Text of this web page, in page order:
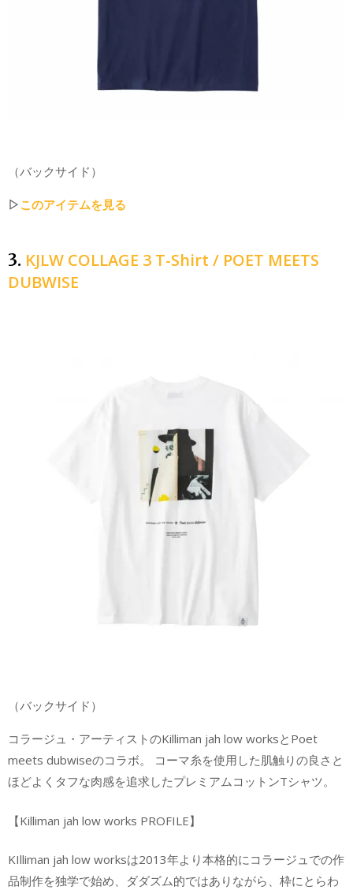
（バックサイド）
▷このアイテムを見る
3. KJLW COLLAGE 3 T-Shirt / POET MEETS
DUBWISE
（バックサイド）
コラージュ・アーティストのKilliman jah low worksとPoet
meets dubwiseのコラボ。 コーマ糸を使用した肌触りの良さと
ほどよくタフな肉感を追求したプレミアムコットンTシャツ。
【Killiman jah low works PROFILE】
KIlliman jah low worksは2013年より本格的にコラージュでの作
品制作を独学で始め、ダダズム的ではありながら、枠にとらわ